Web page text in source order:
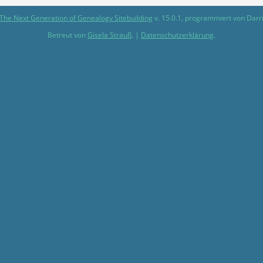
Next Generation of Genealogy Sitebuilding v. 15.0.1, programmiert von
Betreut von Gisela Strauß. | Datenschutzerklärung.